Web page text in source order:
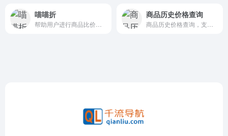
喵喵折 商品历史价格查询